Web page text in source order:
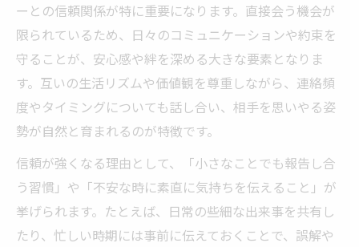
信頼を育む遠距離恋愛の魅力発見
遠距離恋愛で信頼を築くための習慣とは
遠距離恋愛を続ける女性の強みと特徴
連絡頻度と信頼関係の最適なバランス
遠距離恋愛が続くカップルの特徴に注目
遠距離恋愛で誤解を防ぐ伝え方のポイント
遠距離恋愛を続けるコツと実践法
遠距離恋愛を長続きさせる実践的な工夫
遠距離恋愛の別れたくない時の対処法
ーとの信頼関係が特に重要になります。直接会う機会が
限られているため、日々のコミュニケーションや約束を
守ることが、安心感や絆を深める大きな要素となりま
す。互いの生活リズムや価値観を尊重しながら、連絡頻
度やタイミングについても話し合い、相手を思いやる姿
勢が自然と育まれるのが特徴です。
信頼が強くなる理由として、「小さなことでも報告し合
う習慣」や「不安な時に素直に気持ちを伝えること」が
挙げられます。たとえば、日常の些細な出来事を共有し
たり、忙しい時期には事前に伝えておくことで、誤解や